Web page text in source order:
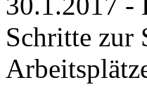
Schritte zur